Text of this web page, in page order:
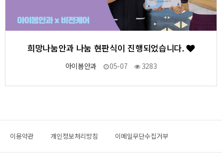
희망나눔안과 나눔 현판식이 진행되었습니다.
아이봄안과 05-07 3283
이용약관 개인정보처리방침 이메일무단수집거부